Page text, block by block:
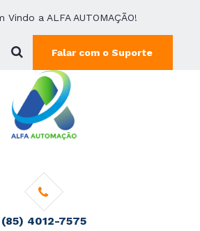
Vindo a ALFA AUTOMAÇÃO!
Falar com o Suporte
(85) 4012-7575